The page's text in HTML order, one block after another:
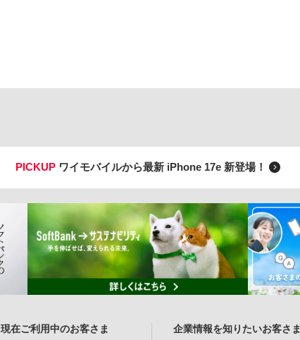
PICKUP ワイモバイルから最新 iPhone 17e 新登場！
現在ご利用中のお客さま 企業情報を知りたいお客さま